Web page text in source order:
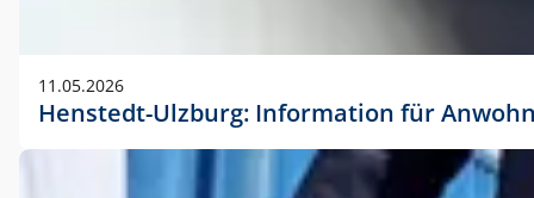
11.05.2026
Henstedt-Ulzburg: Information für